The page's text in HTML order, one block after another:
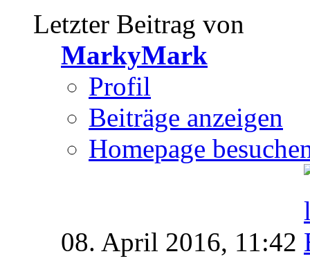
Letzter Beitrag von
MarkyMark
Profil
Beiträge anzeigen
Homepage
08. April 2016, 11:42